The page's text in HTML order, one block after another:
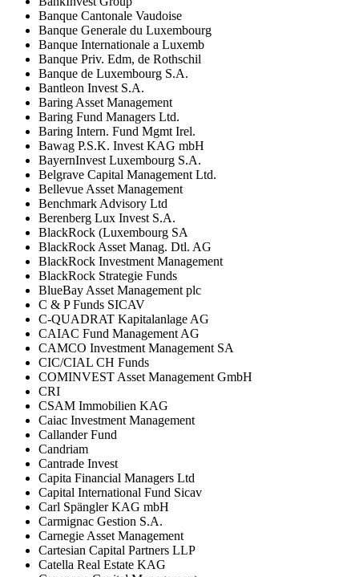
Banque Cantonale Vaudoise
Banque Generale du Luxembourg
Banque Internationale a Luxemb
Banque Priv. Edm, de Rothschil
Banque de Luxembourg S.A.
Bantleon Invest S.A.
Baring Asset Management
Baring Fund Managers Ltd.
Baring Intern. Fund Mgmt Irel.
Bawag P.S.K. Invest KAG mbH
BayernInvest Luxembourg S.A.
Belgrave Capital Management Ltd.
Bellevue Asset Management
Benchmark Advisory Ltd
Berenberg Lux Invest S.A.
BlackRock (Luxembourg SA
BlackRock Asset Manag. Dtl. AG
BlackRock Investment Management
BlackRock Strategie Funds
BlueBay Asset Management plc
C & P Funds SICAV
C-QUADRAT Kapitalanlage AG
CAIAC Fund Management AG
CAMCO Investment Management SA
CIC/CIAL CH Funds
COMINVEST Asset Management GmbH
CRI
CSAM Immobilien KAG
Caiac Investment Management
Callander Fund
Candriam
Cantrade Invest
Capita Financial Managers Ltd
Capital International Fund Sicav
Carl Spängler KAG mbH
Carmignac Gestion S.A.
Carnegie Asset Management
Cartesian Capital Partners LLP
Catella Real Estate KAG